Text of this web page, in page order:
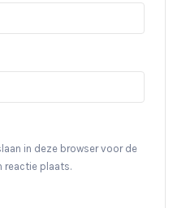
in deze browser voor de
reactie plaats.